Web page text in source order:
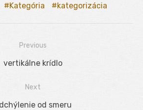
Kategória kategorizácia
Previous
Previous
vertikálne krídlo
Next
od smeru